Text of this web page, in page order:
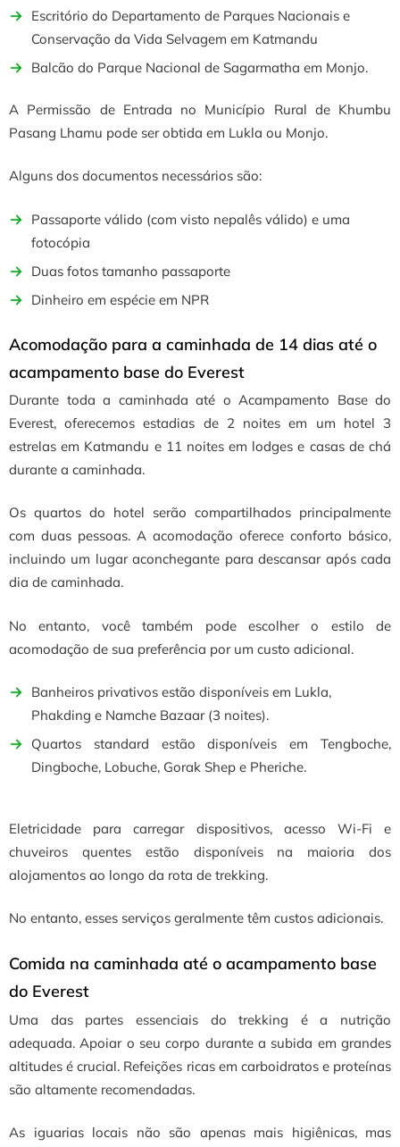
Escritório do Departamento de Parques Nacionais e
Conservação da Vida Selvagem em Katmandu
Balcão do Parque Nacional de Sagarmatha em Monjo.
A Permissão de Entrada no Município Rural de Khumbu
Pasang Lhamu pode ser obtida em Lukla ou Monjo.
Alguns dos documentos necessários são:
Passaporte válido (com visto nepalês válido) e uma
fotocópia
Duas fotos tamanho passaporte
Dinheiro em espécie em NPR
Acomodação para a caminhada de 14 dias até o
acampamento base do Everest
Durante toda a caminhada até o Acampamento Base do
Everest, oferecemos estadias de 2 noites em um hotel 3
estrelas em Katmandu e 11 noites em lodges e casas de chá
durante a caminhada.
Os quartos do hotel serão compartilhados principalmente
com duas pessoas. A acomodação oferece conforto básico,
incluindo um lugar aconchegante para descansar após cada
dia de caminhada.
No entanto, você também pode escolher o estilo de
acomodação de sua preferência por um custo adicional.
Banheiros privativos estão disponíveis em Lukla,
Phakding e Namche Bazaar (3 noites).
Quartos standard estão disponíveis em Tengboche,
Dingboche, Lobuche, Gorak Shep e Pheriche.
Eletricidade para carregar dispositivos, acesso Wi-Fi e
chuveiros quentes estão disponíveis na maioria dos
alojamentos ao longo da rota de trekking.
No entanto, esses serviços geralmente têm custos adicionais.
Comida na caminhada até o acampamento base
do Everest
Uma das partes essenciais do trekking é a nutrição
adequada.Apoiar o seu corpo durante a subida em grandes
altitudes é crucial. Refeições ricas em carboidratos e proteínas
são altamente recomendadas.
As iguarias locais não são apenas mais higiênicas, mas